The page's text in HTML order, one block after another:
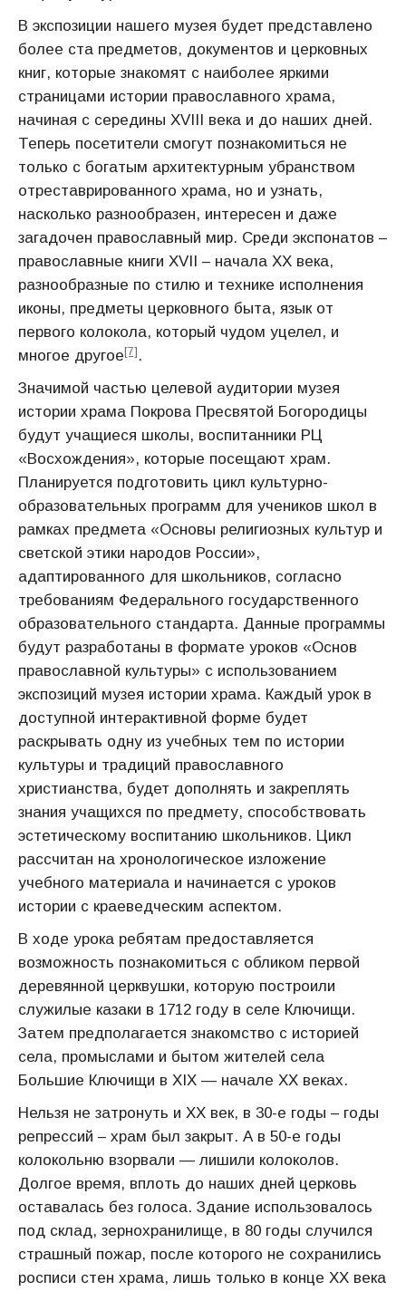
В экспозиции нашего музея будет представлено
более ста предметов, документов и церковных
книг, которые знакомят с наиболее яркими
страницами истории православного храма,
начиная с середины XVIII века и до наших дней.
Теперь посетители смогут познакомиться не
только с богатым архитектурным убранством
отреставрированного храма, но и узнать,
насколько разнообразен, интересен и даже
загадочен православный мир. Среди экспонатов –
православные книги XVII – начала XX века,
разнообразные по стилю и технике исполнения
иконы, предметы церковного быта, язык от
первого колокола, который чудом уцелел, и
многое другое[7] .
Значимой частью целевой аудитории музея
истории храма Покрова Пресвятой Богородицы
будут учащиеся школы, воспитанники РЦ
«Восхождения», которые посещают храм.
Планируется подготовить цикл культурно-
образовательных программ для учеников школ в
рамках предмета «Основы религиозных культур и
светской этики народов России»,
адаптированного для школьников, согласно
требованиям Федерального государственного
образовательного стандарта. Данные программы
будут разработаны в формате уроков «Основ
православной культуры» с использованием
экспозиций музея истории храма. Каждый урок в
доступной интерактивной форме будет
раскрывать одну из учебных тем по истории
культуры и традиций православного
христианства, будет дополнять и закреплять
знания учащихся по предмету, способствовать
эстетическому воспитанию школьников. Цикл
рассчитан на хронологическое изложение
учебного материала и начинается с уроков
истории с краеведческим аспектом.
В ходе урока ребятам предоставляется
возможность познакомиться с обликом первой
деревянной церквушки, которую построили
служилые казаки в 1712 году в селе Ключищи.
Затем предполагается знакомство с историей
села, промыслами и бытом жителей села
Большие Ключищи в XIX — начале XX веках.
Нельзя не затронуть и XX век, в 30-е годы – годы
репрессий – храм был закрыт. А в 50-е годы
колокольню взорвали — лишили колоколов.
Долгое время, вплоть до наших дней церковь
оставалась без голоса. Здание использовалось
под склад, зернохранилище, в 80 годы случился
страшный пожар, после которого не сохранились
росписи стен храма, лишь только в конце XX века